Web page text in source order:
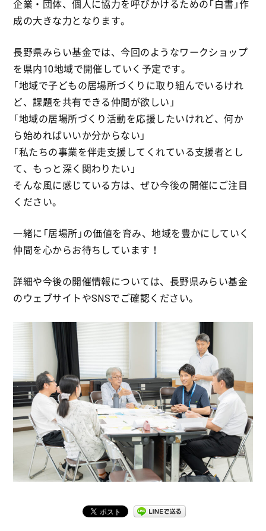
企業・団体、個人に協力を呼びかけるための「白書」作
成の大きな力となります。
長野県みらい基金では、今回のようなワークショップ
を県内10地域で開催していく予定です。
「地域で子どもの居場所づくりに取り組んでいるけれ
ど、課題を共有できる仲間が欲しい」
「地域の居場所づくり活動を応援したいけれど、何か
ら始めればいいか分からない」
「私たちの事業を伴走支援してくれている支援者とし
て、もっと深く関わりたい」
そんな風に感じている方は、ぜひ今後の開催にご注目
ください。
一緒に「居場所」の価値を育み、地域を豊かにしていく
仲間を心からお待ちしています！
詳細や今後の開催情報については、長野県みらい基金
のウェブサイトやSNSでご確認ください。